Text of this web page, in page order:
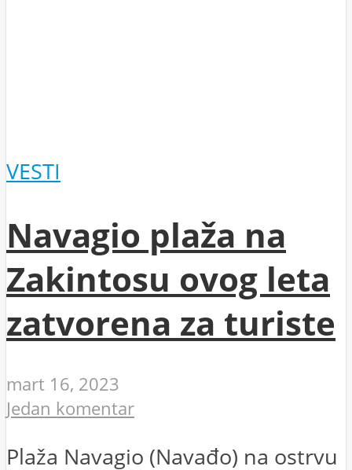
VESTI
Navagio plaža na
Zakintosu ovog leta
zatvorena za turiste
mart 16, 2023
Jedan komentar
Plaža Navagio (Navađo) na ostrvu